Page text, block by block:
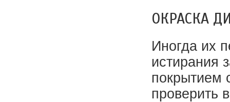
ОКРАСКА
Иногда их
истирания
покрытием
проверить